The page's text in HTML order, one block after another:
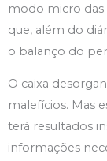
modo micro das
que, além do
o balanço do
O caixa
malefícios. Mas
terá resultados
informações